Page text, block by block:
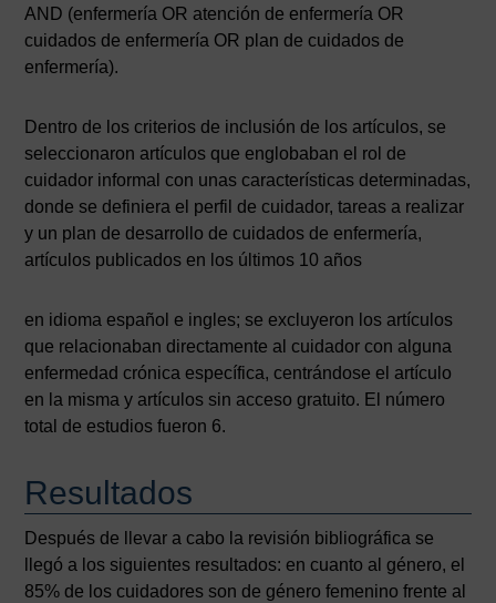
AND (enfermería OR atención de enfermería OR
cuidados de enfermería OR plan de cuidados de
enfermería).
Dentro de los criterios de inclusión de los artículos, se
seleccionaron artículos que englobaban el rol de
cuidador informal con unas características determinadas,
donde se definiera el perfil de cuidador, tareas a realizar
y un plan de desarrollo de cuidados de enfermería,
artículos publicados en los últimos 10 años
en idioma español e ingles; se excluyeron los artículos
que relacionaban directamente al cuidador con alguna
enfermedad crónica específica, centrándose el artículo
en la misma y artículos sin acceso gratuito. El número
total de estudios fueron 6.
Resultados
Después de llevar a cabo la revisión bibliográfica se
llegó a los siguientes resultados: en cuanto al género, el
85% de los cuidadores son de género femenino frente al